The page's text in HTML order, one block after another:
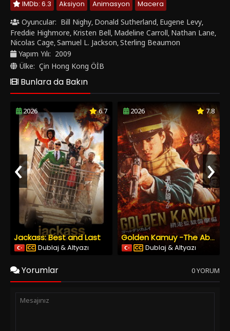
IMDb: 6.3 Aksiyon Animasyon
Macera
Oyuncular: Bill Nighy, Donald Sutherland, Eugene Levy,
Freddie Highmore, Kristen Bell, Madeline Carroll, Nathan Lane,
Nicolas Cage,Samuel L. Jackson,Sterling Beaumon
Yapım Yılı: 2009
Ülke: Çin Hong Kong ÖİB
Bunlara da Bakın
2026 6.7
Jackass: Best and Last
Dublaj & Altyazı
2026 7.8
Golden Kamuy -The Abashiri Prison Raid
Dublaj & Altyazı
‹ ›
Yorumlar 0 YORUM